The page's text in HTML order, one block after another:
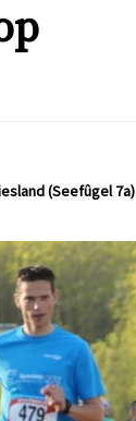
(Seefûgel 7a)